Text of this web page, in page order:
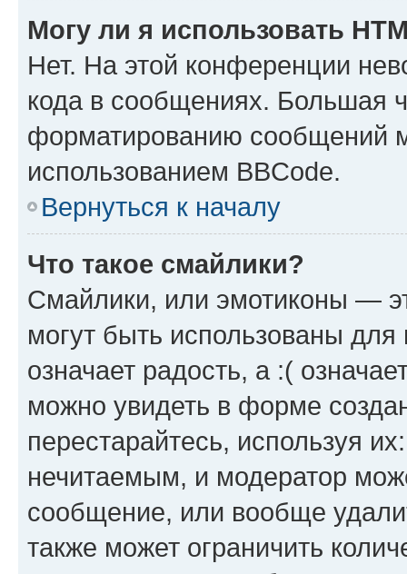
Могу ли я использовать
Нет. На этой конференции
кода в сообщениях. Большая
форматированию сообщений
использованием BBCode.
Вернуться к началу
Что такое смайлики?
Смайлики, или эмотиконы —
могут быть использованы
означает радость, а :(
можно увидеть в форме
перестарайтесь, используя
нечитаемым, и модератор
сообщение, или вообще
также может ограничить